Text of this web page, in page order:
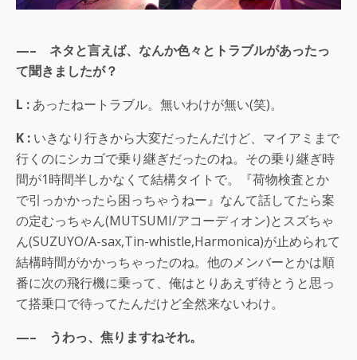
—– ネタと言えば、なんか色々とトラブルがあったっ
て聞きましたが？
L : あったねートラブル。無いわけが無い(笑)。
K : いきなり行きから大変だったんだけど、マイアミまで
行くのにシカゴで乗り継ぎだったのね。その乗り継ぎ時
間が1時間半しかなくて結構タイトで。『荷物検査とか
で引っかかったら困っちゃうねー』なんて話してたら案
の定むっちゃん(MUTSUMI/アコーディオン)とスズちゃ
ん(SUZUYO/A-sax,Tin-whistle,Harmonica)が止められて
結構時間がかかっちゃったのね。他のメンバーとかは順
番に次の飛行機に乗って、俺はとりあえず待とうと思っ
て搭乗口で待ってたんだけど全然来ないわけ。
—– うわっ、焦りますねそれ。